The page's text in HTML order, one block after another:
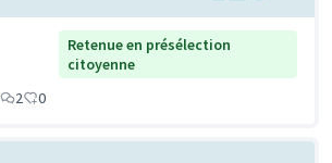
Retenue en présélection
citoyenne
2 0